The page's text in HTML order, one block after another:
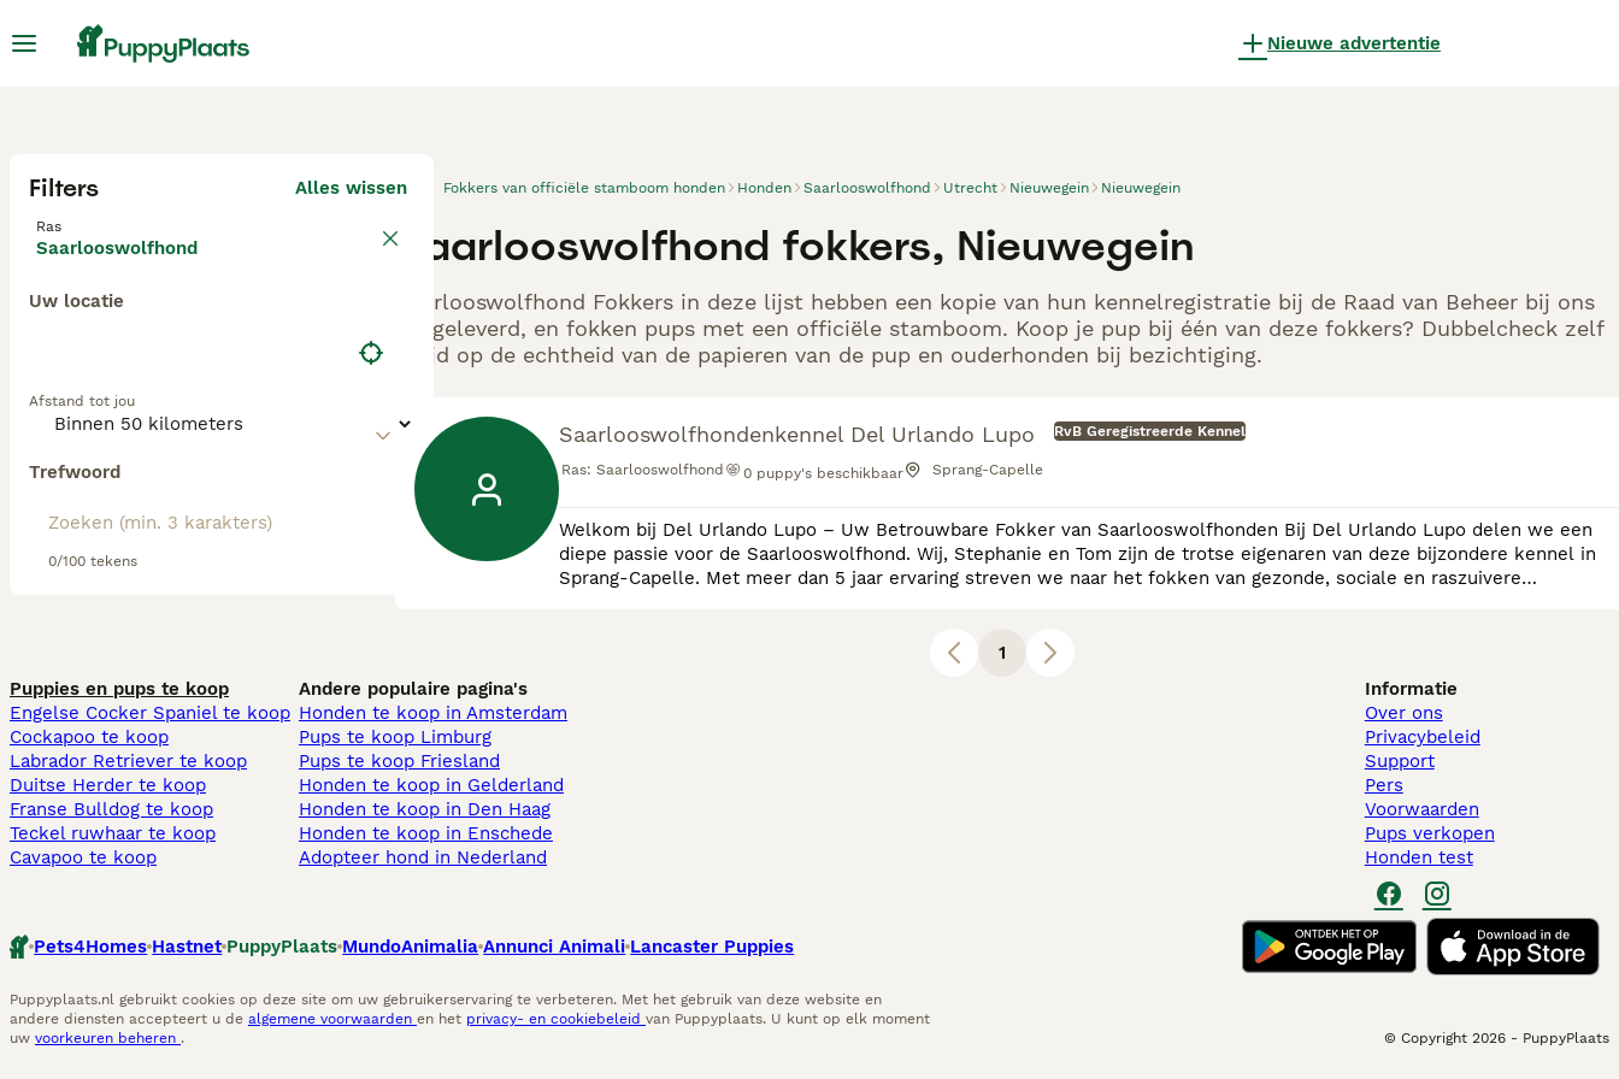
Nieuwe advertentie
Filters Alles wissen
Ras
Saarlooswolfhond
Uw locatie
Afstand tot jou
Trefwoord
0/100 tekens
Fokkers van officiële stamboom honden Honden Saarlooswolfhond Utrecht Nieuwegein Nieuwegein
Saarlooswolfhond fokkers, Nieuwegein
Saarlooswolfhond Fokkers in deze lijst hebben een kopie van hun kennelregistratie bij de Raad van Beheer bij ons
aangeleverd, en fokken pups met een officiële stamboom. Koop je pup bij één van deze fokkers? Dubbelcheck zelf
altijd op de echtheid van de papieren van de pup en ouderhonden bij bezichtiging.
Saarlooswolfhondenkennel Del Urlando Lupo RvB Geregistreerde Kennel
Ras: Saarlooswolfhond 0 puppy's beschikbaar Sprang-Capelle
Welkom bij Del Urlando Lupo – Uw Betrouwbare Fokker van Saarlooswolfhonden Bij Del Urlando Lupo delen we een
diepe passie voor de Saarlooswolfhond. Wij, Stephanie en Tom zijn de trotse eigenaren van deze bijzondere kennel in
Sprang-Capelle. Met meer dan 5 jaar ervaring streven we naar het fokken van gezonde, sociale en raszuivere
1
Puppies en pups te koop
Engelse Cocker Spaniel te koop
Cockapoo te koop
Labrador Retriever te koop
Duitse Herder te koop
Franse Bulldog te koop
Teckel ruwhaar te koop
Cavapoo te koop
Andere populaire pagina's
Honden te koop in Amsterdam
Pups te koop Limburg​
Pups te koop Friesland​
Honden te koop in Gelderland
Honden te koop in Den Haag
Honden te koop in Enschede
Adopteer hond in Nederland
Informatie
Over ons
Privacybeleid
Support
Pers
Voorwaarden
Pups verkopen
Honden test
Pets4Homes Hastnet PuppyPlaats MundoAnimalia Annunci Animali Lancaster Puppies
Puppyplaats.nl gebruikt cookies op deze site om uw gebruikerservaring te verbeteren. Met het gebruik van deze website en
andere diensten accepteert u de algemene voorwaarden en het privacy- en cookiebeleid van Puppyplaats. U kunt op elk moment
uw voorkeuren beheren . © Copyright 2026 - PuppyPlaats